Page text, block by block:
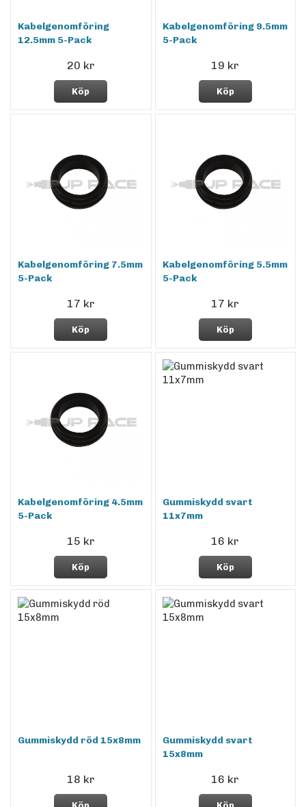
Kabelgenomföring
12.5mm 5-Pack
20 kr
Köp
Kabelgenomföring 9.5mm
5-Pack
19 kr
Köp
Kabelgenomföring 7.5mm
5-Pack
17 kr
Köp
Kabelgenomföring 5.5mm
5-Pack
17 kr
Köp
Kabelgenomföring 4.5mm
5-Pack
15 kr
Köp
Gummiskydd svart
11x7mm
16 kr
Köp
Gummiskydd röd 15x8mm
18 kr
Köp
Gummiskydd svart
15x8mm
16 kr
Köp